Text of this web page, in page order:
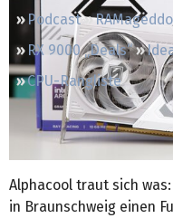
Podcast
RX 9000 „Deals“
CPU-Rangliste
Alphacool traut sich
in Braunschweig einen